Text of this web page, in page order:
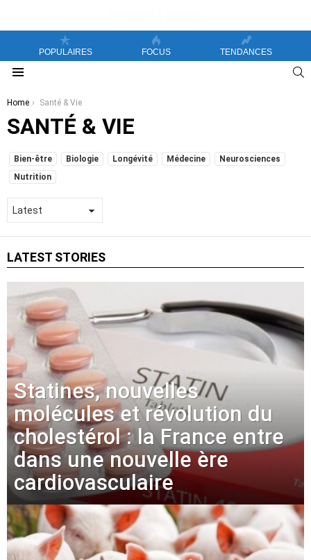
POPULAIRES FOCUS TENDANCES
You are here:
Home Santé & Vie
SANTÉ & VIE
SUBTERMS
Bien-être Biologie Longévité Médecine
Neurosciences
Nutrition
LATEST STORIES
Statines, nouvelles
molécules et révolution du
cholestérol : la France entre
dans une nouvelle ère
cardiovasculaire